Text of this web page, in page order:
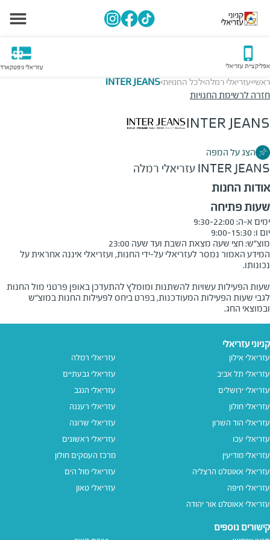
אפליקציית עזריאלי עזריאלי גיפטקארד
ראשי>עזריאלי רמלה>לכל החנויות>
INTER JEANS
חזרה לרשימת החנויות
INTER JEANS
הצג על המפה
INTER JEANS עזריאלי רמלה
אודות החנות
שעות פתיחה
מוצ״ש: חצי שעה מצאת השבת ועד שעה 23:00
המידע האמור נמסר לעזריאלי על-ידי החנות, ועזריאלי איננה אחראית על
שעות הפעילות עשויות להשתנות ומומלץ להתעדכן באופן פרטני מול החנות
לגבי שעות הפעילות המעודכנות, בפרט ביחס לפעילות החנות במוצ"ש
ובמוצאי החג.
קניוני עזריאלי
עזריאלי אילון
עזריאלי תל אביב
עזריאלי ירושלים
עזריאלי חולון
עזריאלי הוד השרון
עזריאלי עכו
עזריאלי מודיעין
עזריאלי אאוטלט הרצליה
עזריאלי חיפה
עזריאלי אאוטלט אור יהודה
עזריאלי רמלה
עזריאלי גבעתיים
עזריאלי הנגב
עזריאלי רעננה
עזריאלי שרונה
עזריאלי ראשונים
מרכז העסקים חולון
עזריאלי מול הים
עזריאלי טאון
קישורים נוספים